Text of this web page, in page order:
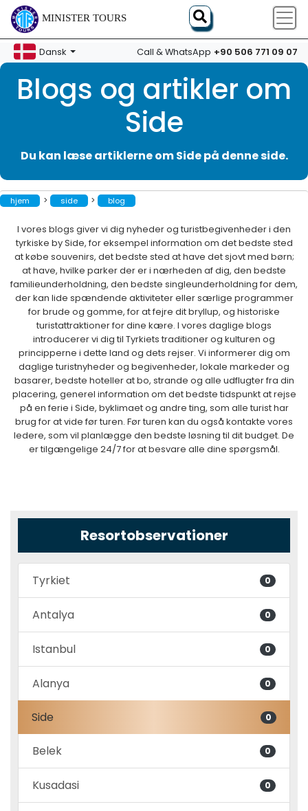
MINISTER TOURS
Dansk Call & WhatsApp +90 506 771 09 07
Blogs og artikler om
Side
Du kan læse artiklerne om Side på denne side.
hjem > side > blog
I vores blogs giver vi dig nyheder og turistbegivenheder i den
tyrkiske by Side, for eksempel information om det bedste sted
at købe souvenirs, det bedste sted at have det sjovt med børn;
at have, hvilke parker der er i nærheden af ​​dig, den bedste
familieunderholdning, den bedste singleunderholdning for dem,
der kan lide spændende aktiviteter eller særlige programmer
for brude og gomme, for at fejre dit bryllup, og historiske
turistattraktioner for dine kære. I vores daglige blogs
introducerer vi dig til Tyrkiets traditioner og kulturen og
principperne i dette land og dets rejser. Vi informerer dig om
daglige turistnyheder og begivenheder, lokale markeder og
basarer, bedste hoteller at bo, strande og alle udflugter fra din
placering, generel information om det bedste tidspunkt at rejse
på en ferie i Side, byklimaet og andre ting, som alle turist har
brug for at vide før turen. Før turen kan du også kontakte vores
ledere, som vil planlægge den bedste løsning til dit budget. De
er tilgængelige 24/7 for at besvare alle dine spørgsmål.
Resortobservationer
Tyrkiet 0
Antalya 0
Istanbul 0
Alanya 0
Side 0
Belek 0
Kusadasi 0